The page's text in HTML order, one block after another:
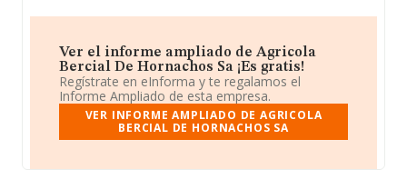
Ver el informe ampliado de Agricola
Bercial De Hornachos Sa ¡Es gratis!
Regístrate en eInforma y te regalamos el
Informe Ampliado de esta empresa.
VER INFORME AMPLIADO DE AGRICOLA
BERCIAL DE HORNACHOS SA